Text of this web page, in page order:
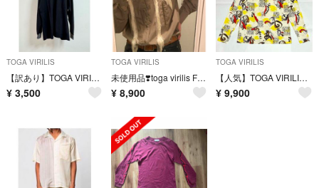
TOGA VIRILIS
【訳あり】TOGA VIRILIS RIB JERSEY L/S タグ有り
¥ 3,500
TOGA VIRILIS
未使用品❣️toga virilis FRINGE SHIRT シャツブラウス
¥ 8,900
TOGA VIRILIS
【人気】TOGA VIRILIS TOGA ARCHIVES タートルネック
¥ 9,900